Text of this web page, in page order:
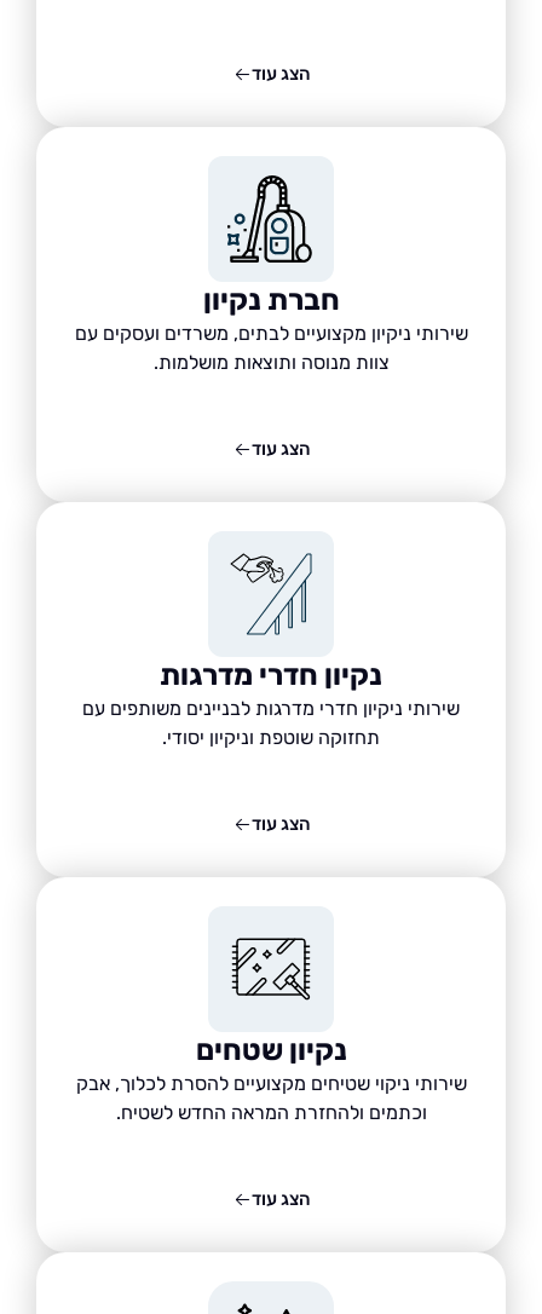
חברת נקיון
שירותי ניקיון מקצועיים לבתים, משרדים ועסקים עם
צוות מנוסה ותוצאות מושלמות.
נקיון חדרי מדרגות
שירותי ניקיון חדרי מדרגות לבניינים משותפים עם
תחזוקה שוטפת וניקיון יסודי.
נקיון שטחים
שירותי ניקוי שטיחים מקצועיים להסרת לכלוך, אבק
וכתמים ולהחזרת המראה החדש לשטיח.